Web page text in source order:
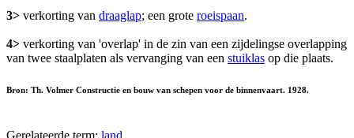
3> verkorting van draaglap; een grote roeispaan.
4> verkorting van 'overlap' in de zin van een zijdelingse overlapping
van twee staalplaten als vervanging van een stuiklas op die plaats.
Bron: Th. Volmer Constructie en bouw van schepen voor de binnenvaart. 1928.
Gerelateerde term: land.